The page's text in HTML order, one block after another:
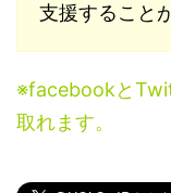
支援すること
※facebookと
取れます。